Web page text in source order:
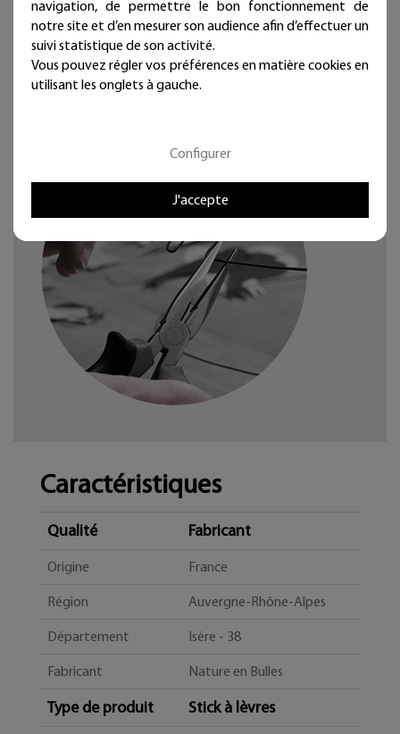
Ingrédients :macadamia ternifolia oil*,beeswax*,
butyrospermum parkii butter*, helianthus annuus seed
oil, tocopherols (mixed)
* : Ingrédients issus de l'agriculture biologique.
Caractéristiques
Qualité Fabricant
Origine France
Région Auvergne-Rhône-Alpes
Département Isère - 38
Fabricant Nature en Bulles
Type de produit Stick à lèvres
navigation, de permettre le bon fonctionnement de
notre site et d’en mesurer son audience afin d’effectuer un
suivi statistique de son activité.
Vous pouvez régler vos préférences en matière cookies en
utilisant les onglets à gauche.
Configurer
J'accepte